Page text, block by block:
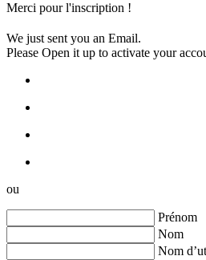
Merci pour l'inscription !
We just sent you an Email.
Please Open it up to activate your
ou
Prénom
Nom
Nom